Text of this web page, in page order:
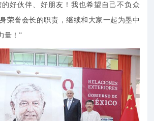
好伙伴、好朋友！我也希望自己不负众
荣誉会长的职责，继续和大家一起为墨中
量！”